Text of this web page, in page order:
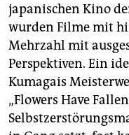
japanischen Kino
wurden Filme mit
Mehrzahl mit
Perspektiven. Ein
Kumagais
„Flowers Have